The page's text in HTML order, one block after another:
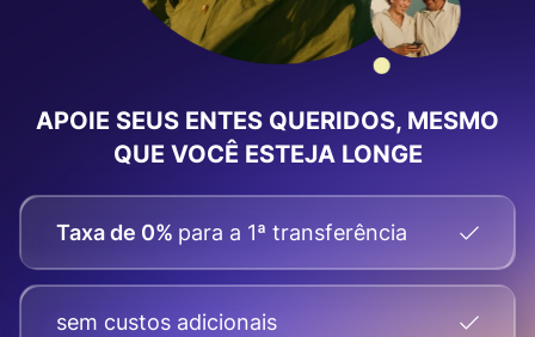
APOIE SEUS ENTES QUERIDOS, MESMO
QUE VOCÊ ESTEJA LONGE
Taxa de 0% para a 1ª transferência
sem custos adicionais